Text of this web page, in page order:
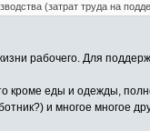
(затрат труда на
рабочего. Для
кроме еды и одежды,
и многое многое